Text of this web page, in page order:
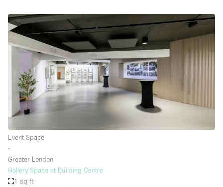
Event Space
∙
Greater London
Gallery Space at Building Centre
1 sq ft